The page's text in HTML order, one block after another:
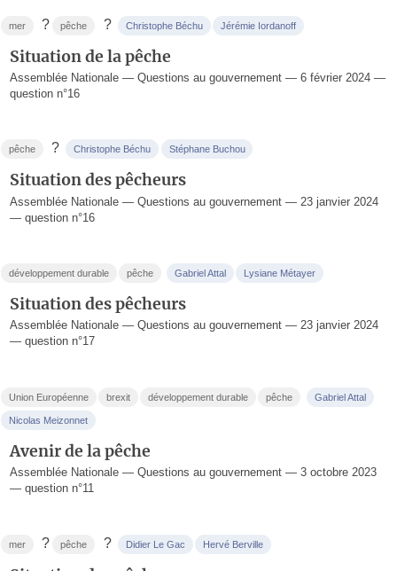
mer ? pêche ? Christophe Béchu Jérémie Iordanoff
Situation de la pêche
Assemblée Nationale — Questions au gouvernement — 6 février 2024 —
question n°16
pêche ? Christophe Béchu Stéphane Buchou
Situation des pêcheurs
Assemblée Nationale — Questions au gouvernement — 23 janvier 2024
— question n°16
développement durable pêche Gabriel Attal Lysiane Métayer
Situation des pêcheurs
Assemblée Nationale — Questions au gouvernement — 23 janvier 2024
— question n°17
Union Européenne brexit développement durable pêche Gabriel Attal
Nicolas Meizonnet
Avenir de la pêche
Assemblée Nationale — Questions au gouvernement — 3 octobre 2023
— question n°11
mer ? pêche ? Didier Le Gac Hervé Berville